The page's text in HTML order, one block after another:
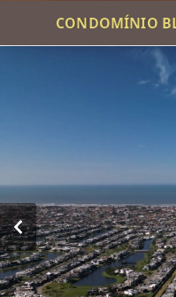
CONDOMÍNIO